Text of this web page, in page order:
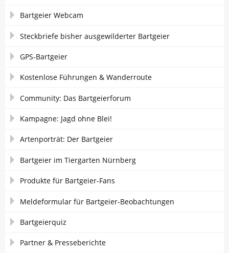
Bartgeier Webcam
Steckbriefe bisher ausgewilderter Bartgeier
GPS-Bartgeier
Kostenlose Führungen & Wanderroute
Community: Das Bartgeierforum
Kampagne: Jagd ohne Blei!
Artenporträt: Der Bartgeier
Bartgeier im Tiergarten Nürnberg
Produkte für Bartgeier-Fans
Meldeformular für Bartgeier-Beobachtungen
Bartgeierquiz
Partner & Presseberichte